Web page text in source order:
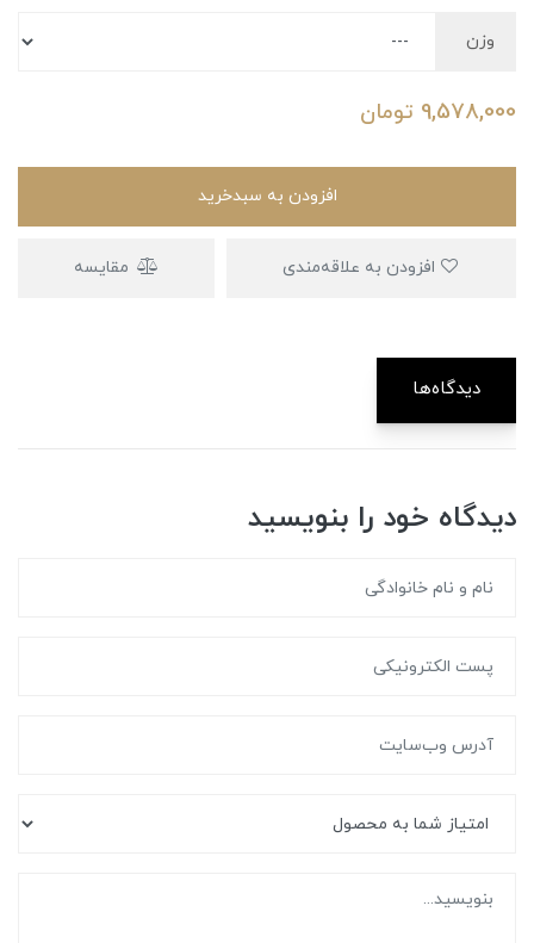
وزن
9,578,000 تومان
افزودن به سبدخرید
مقایسه
دیدگاه‌ها
دیدگاه خود را بنویسید